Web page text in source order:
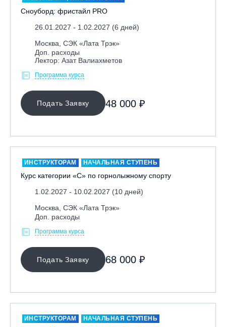
Сочи, ГК «Роза Хутор»
Уфа,СШОР ПО БИАТЛОНУ РБ
Челябинская обл., Миасс, Вейк-клуб «Мастер»
Чусовой, ГК «Такман»
Южно-Сахалинск, СТК «Горный воздух»
Ярославль, СП «Изгиб»
Сноуборд: фристайл PRO
26.01.2027 - 1.02.2027 (6 дней)
Москва, СЭК «Лата Трэк»
Доп. расходы
Лектор: Азат Валиахметов
Программа курса
Подать Заявку 48 000 ₽
ИНСТРУКТОРАМ НАЧАЛЬНАЯ СТУПЕНЬ
Курс категории «С» по горнолыжному спорту
1.02.2027 - 10.02.2027 (10 дней)
Москва, СЭК «Лата Трэк»
Доп. расходы
Программа курса
Подать Заявку 68 000 ₽
ИНСТРУКТОРАМ НАЧАЛЬНАЯ СТУПЕНЬ